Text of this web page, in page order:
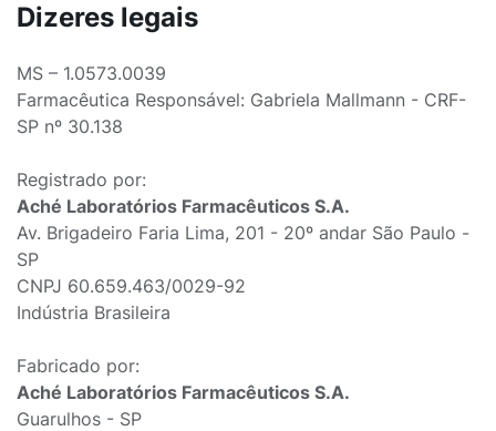
Dizeres legais
MS – 1.0573.0039
Farmacêutica Responsável: Gabriela Mallmann - CRF-
SP nº 30.138
Registrado por:
Aché Laboratórios Farmacêuticos S.A.
Av. Brigadeiro Faria Lima, 201 - 20º andar São Paulo -
SP
CNPJ 60.659.463/0029-92
Indústria Brasileira
Fabricado por:
Aché Laboratórios Farmacêuticos S.A.
Guarulhos - SP